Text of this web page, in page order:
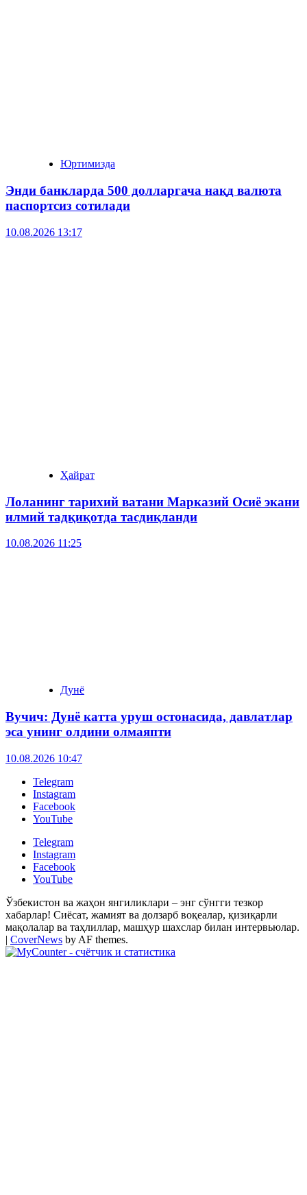
Юртимизда
Энди банкларда 500 долларгача нақд валюта
паспортсиз сотилади
10.08.2026 13:17
Ҳайрат
Лоланинг тарихий ватани Марказий Осиё экани
илмий тадқиқотда тасдиқланди
10.08.2026 11:25
Дунё
Вучич: Дунё катта уруш остонасида, давлатлар
эса унинг олдини олмаяпти
10.08.2026 10:47
Telegram
Instagram
Facebook
YouTube
Telegram
Instagram
Facebook
YouTube
Ўзбекистон ва жаҳон янгиликлари – энг сўнгги тезкор
хабарлар! Сиёсат, жамият ва долзарб воқеалар, қизиқарли
мақолалар ва таҳлиллар, машҳур шахслар билан интервьюлар.
| CoverNews by AF themes.